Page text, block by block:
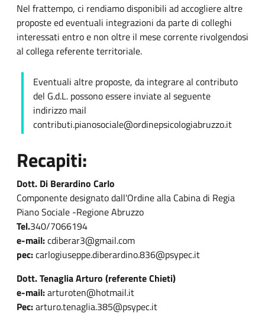
Nel frattempo, ci rendiamo disponibili ad accogliere altre
proposte ed eventuali integrazioni da parte di colleghi
interessati entro e non oltre il mese corrente rivolgendosi
al collega referente territoriale.
Eventuali altre proposte, da integrare al contributo
del G.d.L. possono essere inviate al seguente
indirizzo mail
contributi.pianosociale@ordinepsicologiabruzzo.it
Recapiti:
Dott. Di Berardino Carlo
Componente designato dall'Ordine alla Cabina di Regia
Piano Sociale -Regione Abruzzo
Tel.340/7066194
e-mail:cdiberar3@gmail.com
pec:carlogiuseppe.diberardino.836@psypec.it
Dott. Tenaglia Arturo (referente Chieti)
e-mail:arturoten@hotmail.it
Pec:arturo.tenaglia.385@psypec.it